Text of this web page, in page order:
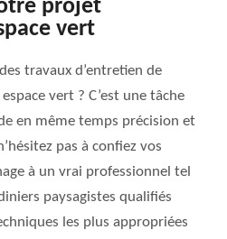
projet
vert
travaux d’entretien de
vert ? C’est une tâche
en même temps précision et
pas à confiez vos
à un vrai professionnel tel
paysagistes qualifiés
les plus appropriées